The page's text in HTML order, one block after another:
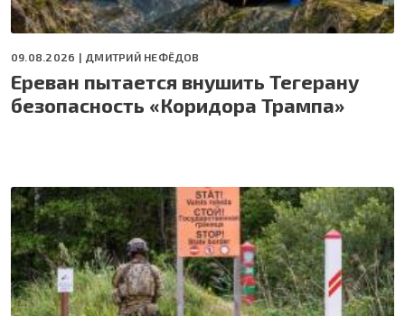
09.08.2026 | ДМИТРИЙ НЕФЁДОВ
Ереван пытается внушить Тегерану
безопасность «Коридора Трампа»